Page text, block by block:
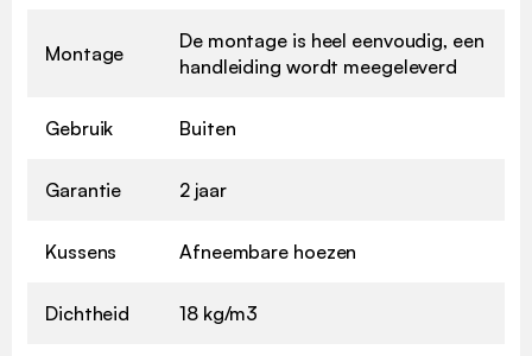
Montage
De montage is heel eenvoudig, een
handleiding wordt meegeleverd
Gebruik Buiten
Garantie 2 jaar
Kussens Afneembare hoezen
Dichtheid 18 kg/m3